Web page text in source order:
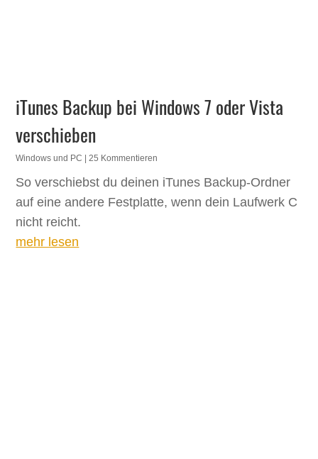
iTunes Backup bei Windows 7 oder Vista
verschieben
Windows und PC | 25 Kommentieren
So verschiebst du deinen iTunes Backup-Ordner
auf eine andere Festplatte, wenn dein Laufwerk C
nicht reicht.
mehr lesen